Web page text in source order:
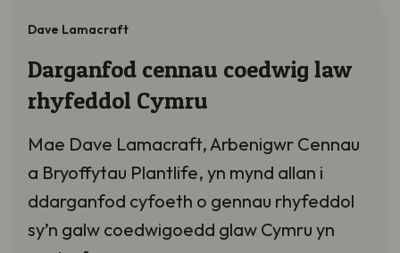
Dave Lamacraft
Darganfod cennau coedwig law
rhyfeddol Cymru
Mae Dave Lamacraft, Arbenigwr Cennau
a Bryoffytau Plantlife, yn mynd allan i
ddarganfod cyfoeth o gennau rhyfeddol
sy’n galw coedwigoedd glaw Cymru yn